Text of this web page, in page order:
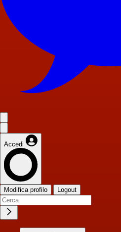
Accedi
Modifica profilo Logout